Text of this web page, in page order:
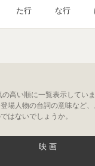
た行 な行
高い順に一覧表示してい
人物の台詞の意味など
はないでしょうか。
映画